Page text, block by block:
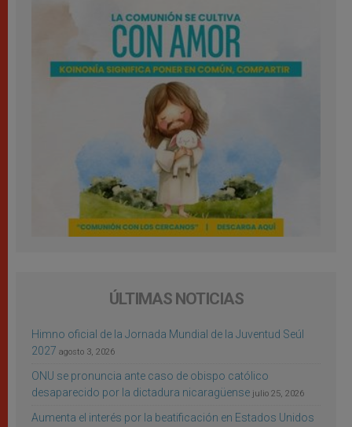
ÚLTIMAS NOTICIAS
Himno oficial de la Jornada Mundial de la Juventud Seúl
2027 agosto 3, 2026
ONU se pronuncia ante caso de obispo católico
desaparecido por la dictadura nicaragüense julio 25, 2026
Aumenta el interés por la beatificación en Estados Unidos